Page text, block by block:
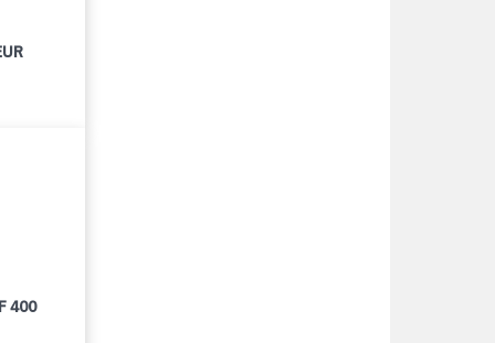
400